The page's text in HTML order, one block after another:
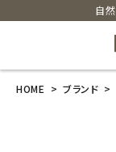
自
HOME ブランド